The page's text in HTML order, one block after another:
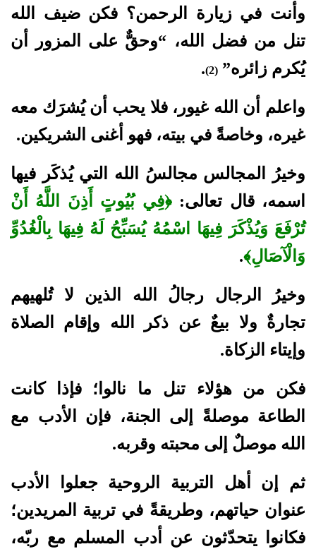
وأنت في زيارة الرحمن؟ فكن ضيف الله
تنل من فضل الله، “وحقٌّ على المزور أن
يُكرم زائره” (2)
.
واعلم أن الله غيور، فلا يحب أن يُشرَك معه
غيره، وخاصةً في بيته، فهو أغنى الشريكين.
وخيرُ المجالس مجالسُ الله التي يُذكَر فيها
اسمه، قال تعالى:﴿فِي بُيُوتٍ أَذِنَ اللَّهُ أَنْ
تُرْفَعَ وَيُذْكَرَ فِيهَا اسْمُهُ يُسَبِّحُ لَهُ فِيهَا بِالْغُدُوِّ
وَالْآصَالِ﴾.
وخيرُ الرجال رجالُ الله الذين لا تُلهيهم
تجارةٌ ولا بيعٌ عن ذكر الله وإقام الصلاة
وإيتاء الزكاة.
فكن من هؤلاء تنل ما نالوا؛ فإذا كانت
الطاعة موصلةً إلى الجنة، فإن الأدب مع
الله موصلٌ إلى محبته وقربه.
ثم إن أهل التربية الروحية جعلوا الأدب
عنوان حياتهم، وطريقةً في تربية المريدين؛
فكانوا يتحدّثون عن أدب المسلم مع ربّه،